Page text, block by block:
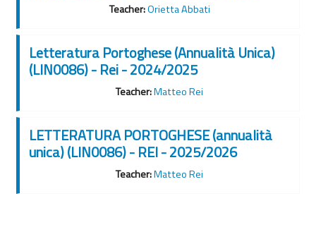
Teacher:Orietta Abbati
Letteratura Portoghese (Annualità Unica)
(LIN0086) - Rei - 2024/2025
Teacher:Matteo Rei
LETTERATURA PORTOGHESE (annualità
unica) (LIN0086) - REI - 2025/2026
Teacher:Matteo Rei